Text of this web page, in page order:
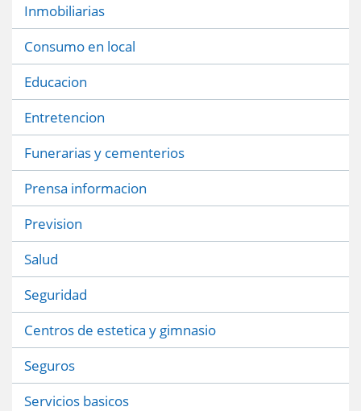
Inmobiliarias
Consumo en local
Educacion
Entretencion
Funerarias y cementerios
Prensa informacion
Prevision
Salud
Seguridad
Centros de estetica y gimnasio
Seguros
Servicios basicos